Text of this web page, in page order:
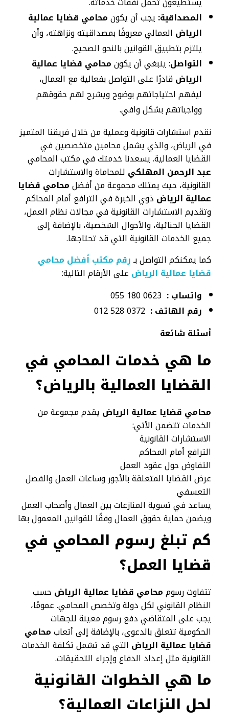
المصداقية: يجب أن يكونمحامي قضايا عمالية
الرياض العمالي معروفًا بمصداقيته ونزاهته، وأن
يلتزم بتطبيق القوانين بالنحو الصحيح.
التواصل: ينبغي أن يكونمحامي قضايا عمالية
الرياضقادرًا على التواصل بفعالية مع العمال،
ليفهم احتياجاتهم بوضوح ويشرح لهم حقوقهم
وواجباتهم بشكل وافي.
نقدم استشارات قانونية وعملية من خلال فريقنا المتميز
في الرياض، والذي يشمل محامين متخصصين في
القضايا العمالية. يسعدنا خدمتك في مكتب المحامي
عبد الرحمن المهلكي للمحاماة والاستشارات
القانونية، حيث يمتلك مجموعة من أفضلمحامي قضايا
عمالية الرياض ذوي الخبرة في الترافع أمام المحاكم
وتقديم الاستشارات القانونية في مجالات نظام العمل،
القضايا الجنائية، والأحوال الشخصية، بالإضافة إلى
جميع الخدمات القانونية التي قد تحتاجها.
كما يمكنكم التواصل بـرقم مكتب أفضل محامي
قضايا عمالية الرياض على الأرقام التالية:
واتساب :
رقم الهاتف :
أسئلة شائعة
ما هي خدمات المحامي في
القضايا العمالية بالرياض؟
محامي قضايا عمالية الرياض يقدم مجموعة من
الخدمات تتضمن الأتي:
الاستشارات القانونية
الترافع أمام المحاكم
التفاوض حول عقود العمل
عرض القضايا المتعلقة بالأجور وساعات العمل والفصل
التعسفي
يساعد في تسوية المنازعات بين العمال وأصحاب العمل
ويضمن حماية حقوق العمال وفقًا للقوانين المعمول بها
كم تبلغ رسوم المحامي في
قضايا العمل؟
تتفاوت رسوممحامي قضايا عمالية الرياض حسب
النظام القانوني لكل دولة وتخصص المحامي. عمومًا،
يجب على المتقاضي دفع رسوم معينة للجهات
الحكومية تتعلق بالدعوى، بالإضافة إلى أتعابمحامي
قضايا عمالية الرياض التي قد تشمل تكلفة الخدمات
القانونية مثل إعداد الدفاع وإجراء التحقيقات.
ما هي الخطوات القانونية
لحل النزاعات العمالية؟